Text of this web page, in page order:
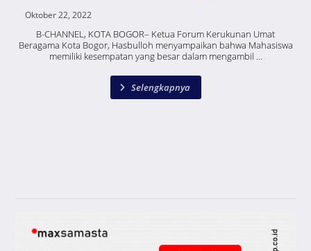
Oktober 22, 2022
B-CHANNEL, KOTA BOGOR– Ketua Forum Kerukunan Umat
Beragama Kota Bogor, Hasbulloh menyampaikan bahwa Mahasiswa
memiliki kesempatan yang besar dalam mengambil ...
Selengkapnya